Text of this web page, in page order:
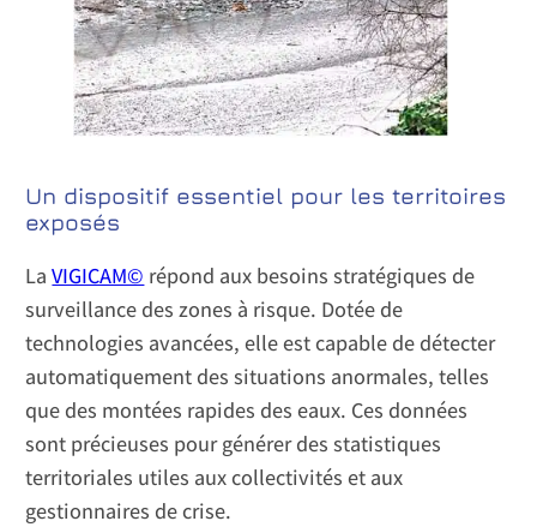
Un dispositif essentiel pour les territoires
exposés
LaVIGICAM© répond aux besoins stratégiques de
surveillance des zones à risque. Dotée de
technologies avancées, elle est capable de détecter
automatiquement des situations anormales, telles
que des montées rapides des eaux. Ces données
sont précieuses pour générer des statistiques
territoriales utiles aux collectivités et aux
gestionnaires de crise.